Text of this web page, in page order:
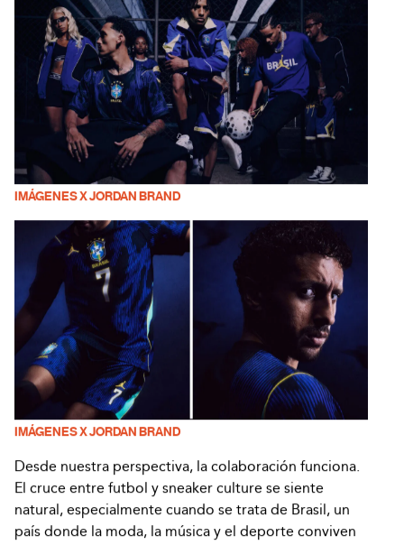
IMÁGENES X JORDAN BRAND
IMÁGENES X JORDAN BRAND
Desde nuestra perspectiva, la colaboración funciona.
El cruce entre futbol y sneaker culture se siente
natural, especialmente cuando se trata de Brasil, un
país donde la moda, la música y el deporte conviven